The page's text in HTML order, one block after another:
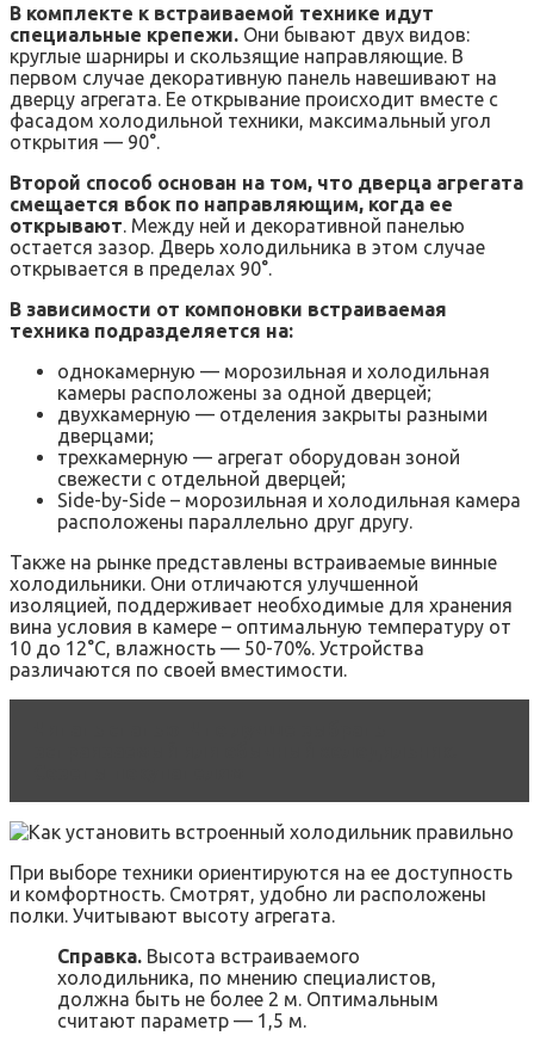
В комплекте к встраиваемой технике идут
специальные крепежи. Они бывают двух видов:
круглые шарниры и скользящие направляющие. В
первом случае декоративную панель навешивают на
дверцу агрегата. Ее открывание происходит вместе с
фасадом холодильной техники, максимальный угол
открытия — 90°.
Второй способ основан на том, что дверца агрегата
смещается вбок по направляющим, когда ее
открывают . Между ней и декоративной панелью
остается зазор. Дверь холодильника в этом случае
открывается в пределах 90°.
В зависимости от компоновки встраиваемая
техника подразделяется на:
однокамерную — морозильная и холодильная
камеры расположены за одной дверцей;
двухкамерную — отделения закрыты разными
дверцами;
трехкамерную — агрегат оборудован зоной
свежести с отдельной дверцей;
Side-by-Side – морозильная и холодильная камера
расположены параллельно друг другу.
Также на рынке представлены встраиваемые винные
холодильники. Они отличаются улучшенной
изоляцией, поддерживает необходимые для хранения
вина условия в камере – оптимальную температуру от
10 до 12°С, влажность — 50-70%. Устройства
различаются по своей вместимости.
При выборе техники ориентируются на ее доступность
и комфортность. Смотрят, удобно ли расположены
полки. Учитывают высоту агрегата.
Справка. Высота встраиваемого
холодильника, по мнению специалистов,
должна быть не более 2 м. Оптимальным
считают параметр — 1,5 м.